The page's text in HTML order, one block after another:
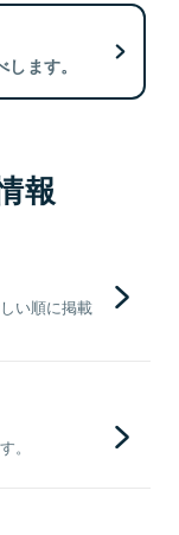
ます。
報
い順に掲載
。